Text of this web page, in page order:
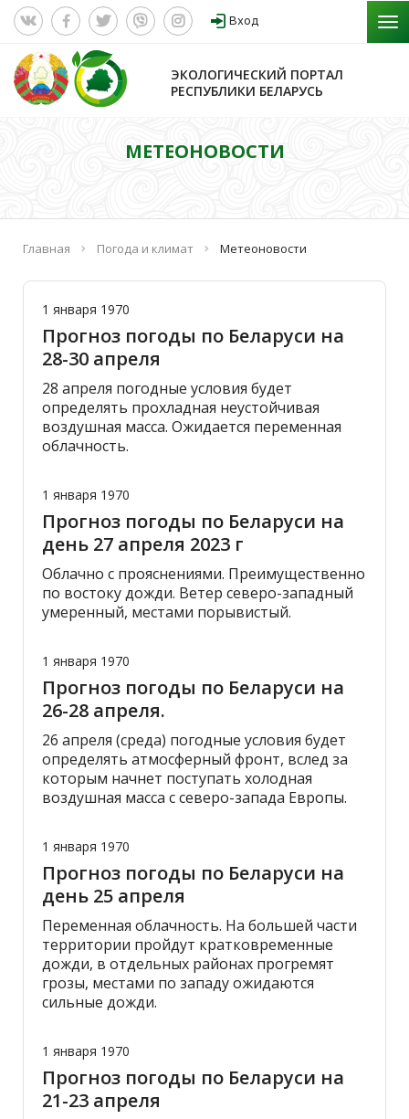
Вход
ЭКОЛОГИЧЕСКИЙ ПОРТАЛ
РЕСПУБЛИКИ БЕЛАРУСЬ
МЕТЕОНОВОСТИ
Главная Погода и климат Метеоновости
1 января 1970
Прогноз погоды по Беларуси на
28-30 апреля
28 апреля погодные условия будет
определять прохладная неустойчивая
воздушная масса. Ожидается переменная
облачность.
1 января 1970
Прогноз погоды по Беларуси на
день 27 апреля 2023 г
Облачно с прояснениями. Преимущественно
по востоку дожди. Ветер северо-западный
умеренный, местами порывистый.
1 января 1970
Прогноз погоды по Беларуси на
26-28 апреля.
26 апреля (среда) погодные условия будет
определять атмосферный фронт, вслед за
которым начнет поступать холодная
воздушная масса с северо-запада Европы.
1 января 1970
Прогноз погоды по Беларуси на
день 25 апреля
Переменная облачность. На большей части
территории пройдут кратковременные
дожди, в отдельных районах прогремят
грозы, местами по западу ожидаются
сильные дожди.
1 января 1970
Прогноз погоды по Беларуси на
21-23 апреля